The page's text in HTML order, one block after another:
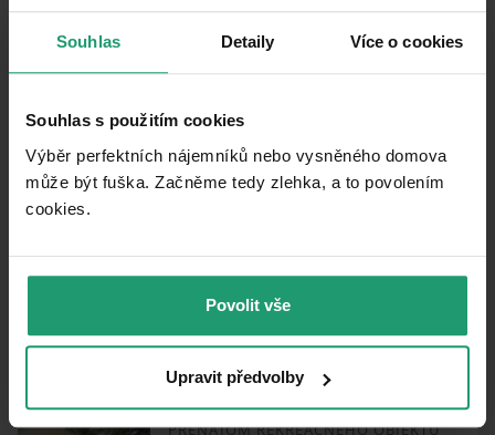
Souhlas Detaily Více o cookies
Souhlas s použitím cookies
Výběr perfektních nájemníků nebo vysněného domova
může být fuška. Začněme tedy zlehka, a to povolením
cookies.​
Povolit vše
Upravit předvolby
Vzdialenosť k
Podobné ponuky ako táto
nehnuteľnosť
PRENÁJOM REKREAČNÉHO OBJEKTU